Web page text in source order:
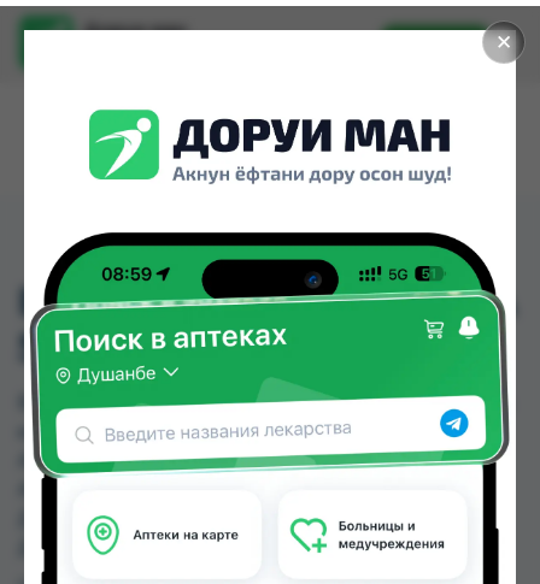
✕
Доруи ман
Установить
ВИРОМИКС КРЕМ ТУБА
5%+1% 2Г
ВИРОМИКС КРЕМ ТУБА 5%+1% 2Г можно купить
или заказать в аптеках, Аптека + 24/7, Аптека
Алфавит, Арча, Дору Фарм №6, Дорухона
Дерма по цене от 33.60 TJS до 40.00 TJS в
Душанбе и других городах Таджикистана